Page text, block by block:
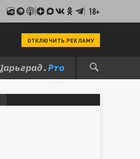
18+
ОТКЛЮЧИТЬ РЕКЛАМУ